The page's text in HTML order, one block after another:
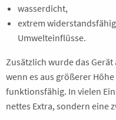
wasserdicht,
extrem
Umwelteinflüsse.
Zusätzlich wurde das
wenn es aus größerer
funktionsfähig. In vielen
nettes Extra, sondern eine